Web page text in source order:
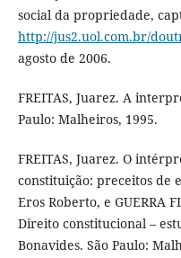
social da propriedade,
http://jus2.uol.com.br/
agosto de 2006.
FREITAS, Juarez. A
Paulo: Malheiros, 1995.
FREITAS, Juarez. O
constituição: preceitos de
Eros Roberto, e GUERRA
Direito constitucional –
Bonavides. São Paulo: